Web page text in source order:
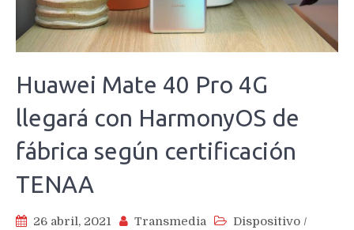
Huawei Mate 40 Pro 4G
llegará con HarmonyOS de
fábrica según certificación
TENAA
26 abril, 2021 Transmedia Dispositivo /